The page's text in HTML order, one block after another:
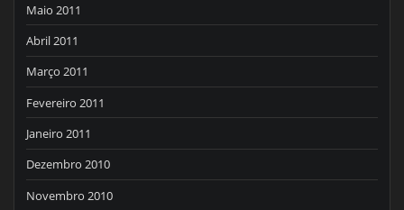
Maio 2011
Abril 2011
Março 2011
Fevereiro 2011
Janeiro 2011
Dezembro 2010
Novembro 2010